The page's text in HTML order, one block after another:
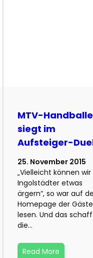
MTV-
siegt im
Aufsteiger-
25. November 2015
„Vielleicht können wir
Ingolstädter etwas
ärgern“, so war auf
Homepage der
lesen. Und das
die…
Read More